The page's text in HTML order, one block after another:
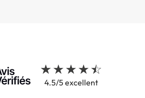
4.5/5 excellent